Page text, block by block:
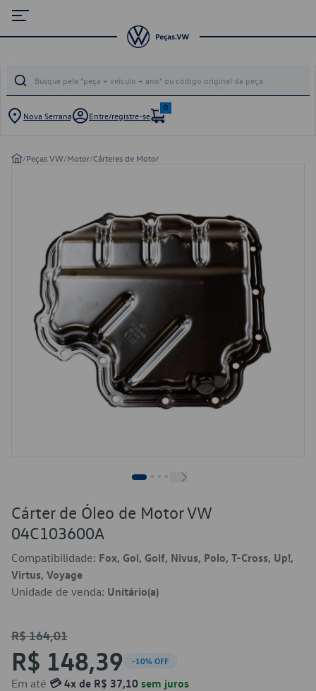
Nova Serrana Entre/registre-se
0
/Peças VW/Motor/Cárteres de Motor
Cárter de Óleo de Motor VW
04C103600A
Compatibilidade: Fox, Gol, Golf, Nivus, Polo, T-Cross, Up!,
Virtus, Voyage
Unidade de venda: Unitário(a)
R$ 164,01
R$ 148,39 -10% OFF
Em até 💳 4x de R$ 37,10 sem juros